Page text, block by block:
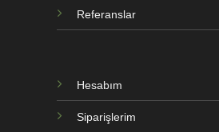
Referanslar
Hesabım
Siparişlerim